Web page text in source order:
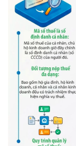
MÔI TRƯỜNG
BẠN ĐỌC
KIỂM CHỨNG
TRI THỨC
54 DÂN TỘC
CHƯƠNG
MỘT SẢN PHẨM